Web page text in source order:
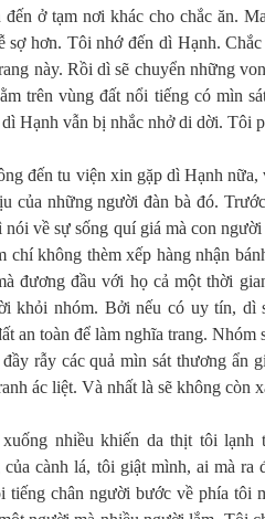
đến ở tạm nơi khác cho chắc ăn.
sợ hơn. Tôi nhớ đến dì Hạnh.
này. Rồi dì sẽ chuyển những
trên vùng đất nổi tiếng có mìn
Hạnh vẫn bị nhắc nhở di dời. Tôi
đến tu viện xin gặp dì Hạnh
của những người đàn bà đó.
nói về sự sống quí giá mà con
chí không thèm xếp hàng nhận
đương đầu với họ cả một thời
khỏi nhóm. Bởi nếu có uy tín, dì
an toàn để làm nghĩa trang.
đầy rẫy các quả mìn sát thương ẩn
ác liệt. Và nhất là sẽ không còn
xuống nhiều khiến da thịt tôi
của cành lá, tôi giật mình, ai mà
tiếng chân người bước về phía tôi